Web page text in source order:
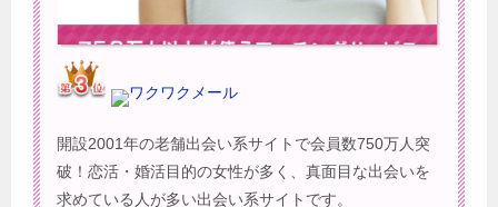
ワクワクメール
開設2001年の老舗出会い系サイトで会員数750万人突
破！恋活・婚活目的の女性が多く、真面目な出会いを
求めている人が多い出会い系サイトです。